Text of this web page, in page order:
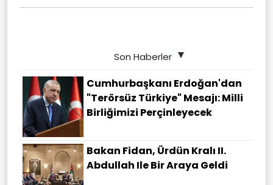
Son Haberler
Cumhurbaşkanı Erdoğan'dan
"terörsüz Türkiye" Mesajı: Milli
Birliğimizi Perçinleyecek
Bakan Fidan, Ürdün Kralı II.
Abdullah Ile Bir Araya Geldi